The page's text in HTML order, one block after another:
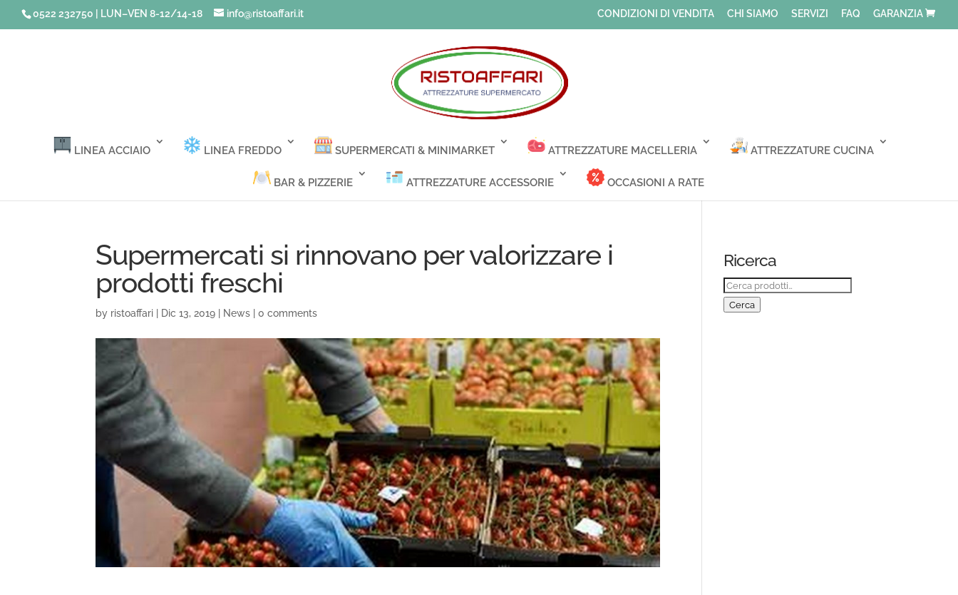
0522 232750 | LUN–VEN 8-12/14-18 info@ristoaffari.it CONDIZIONI DI VENDITA CHI SIAMO SERVIZI FAQ GARANZIA
LINEA ACCIAIO LINEA FREDDO SUPERMERCATI & MINIMARKET ATTREZZATURE MACELLERIA ATTREZZATURE CUCINA
BAR & PIZZERIE ATTREZZATURE ACCESSORIE OCCASIONI A RATE
Supermercati si rinnovano per valorizzare i
prodotti freschi
by ristoaffari Dic 13, 2019 News |0 comments
Ricerca
Cerca:
Cerca